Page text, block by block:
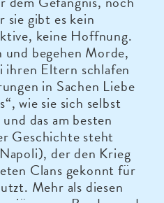
sie gibt es kein
keine Hoffnung.
begehen Morde,
ihren Eltern schlafen
in Sachen Liebe
wie sie sich selbst
das am besten
Geschichte steht
der den Krieg
Clans gekonnt für
Mehr als diesen